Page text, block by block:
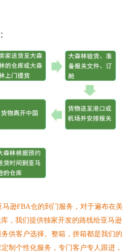
逊FBA仓的到门服务，对于遍布在美
，我们提供独家开发的路线给亚马逊
供客户选择。整箱，拼箱都是我们的
制个性化服务，专门客户专人跟进，